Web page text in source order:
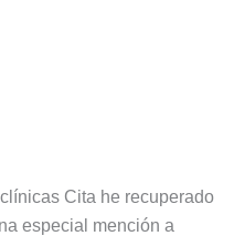
Cita he recuperado
especial mención a